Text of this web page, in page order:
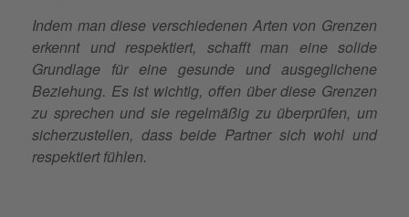
Indem man diese verschiedenen Arten von Grenzen
erkennt und respektiert, schafft man eine solide
Grundlage für eine gesunde und ausgeglichene
Beziehung. Es ist wichtig, offen über diese Grenzen
zu sprechen und sie regelmäßig zu überprüfen, um
sicherzustellen, dass beide Partner sich wohl und
respektiert fühlen.